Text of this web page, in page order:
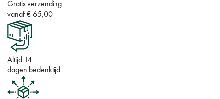
Gratis verzending
vanaf € 65,00
Altijd 14
dagen bedenktijd